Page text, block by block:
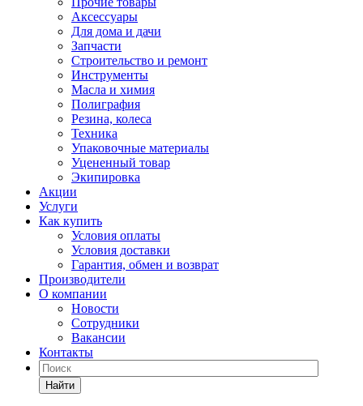
Аксессуары
Для дома и дачи
Запчасти
Строительство и ремонт
Инструменты
Масла и химия
Полиграфия
Резина, колеса
Техника
Упаковочные материалы
Уцененный товар
Экипировка
Акции
Услуги
Как купить
Условия оплаты
Условия доставки
Гарантия, обмен и возврат
Производители
О компании
Новости
Сотрудники
Вакансии
Контакты
Найти